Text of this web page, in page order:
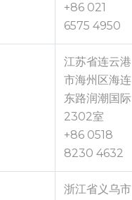
+86 021
6575 4950
江苏省连云港
市海州区海连
东路润潮国际
2302室
+86 0518
8230 4632
浙江省义乌市